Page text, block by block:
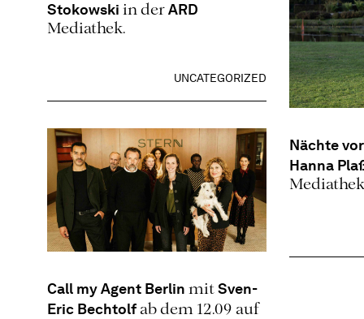
Stokowski in der ARD
Mediathek.
UNCATEGORIZED
Nächte
Hanna
Call my Agent Berlin mit Sven-
Eric Bechtolf ab dem 12.09 auf